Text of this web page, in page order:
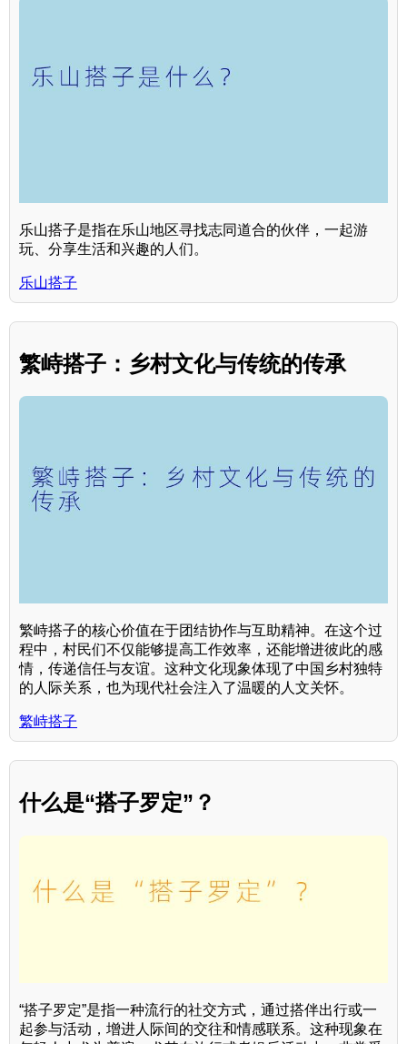
乐山搭子是指在乐山地区寻找志同道合的伙伴，一起游
玩、分享生活和兴趣的人们。
乐山搭子
繁峙搭子：乡村文化与传统的传承
繁峙搭子的核心价值在于团结协作与互助精神。在这个过
程中，村民们不仅能够提高工作效率，还能增进彼此的感
情，传递信任与友谊。这种文化现象体现了中国乡村独特
的人际关系，也为现代社会注入了温暖的人文关怀。
繁峙搭子
什么是“搭子罗定”？
“搭子罗定”是指一种流行的社交方式，通过搭伴出行或一
起参与活动，增进人际间的交往和情感联系。这种现象在